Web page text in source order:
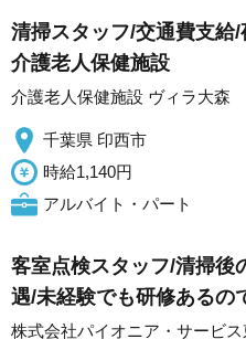
清掃スタッフ/交通費支給
介護老人保健施設
介護老人保健施設 ヴィラ大森
千葉県 印西市
時給1,140円
アルバイト・パート
客室点検スタッフ/清掃後
遇/未経験でも研修あるの
株式会社パイオニア・サービス